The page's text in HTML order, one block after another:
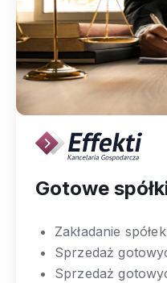
Gotowe
Zakładanie
Sprzedaż
Sprzedaż